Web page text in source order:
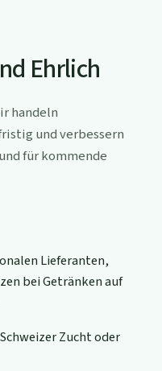
Ehrlich
handeln
und verbessern
für kommende
Lieferanten,
bei Getränken auf
Zucht oder